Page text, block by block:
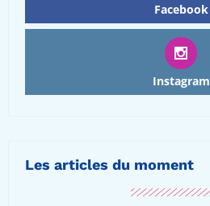
Facebook
Instagram
Les articles du moment